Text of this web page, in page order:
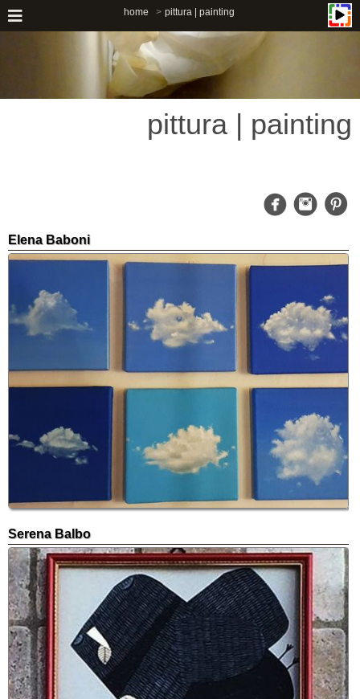
home pittura | painting
pittura | painting
Elena Baboni
Serena Balbo